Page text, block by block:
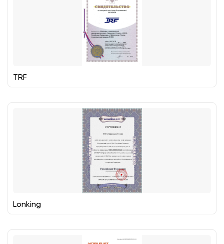
TRF
Lonking